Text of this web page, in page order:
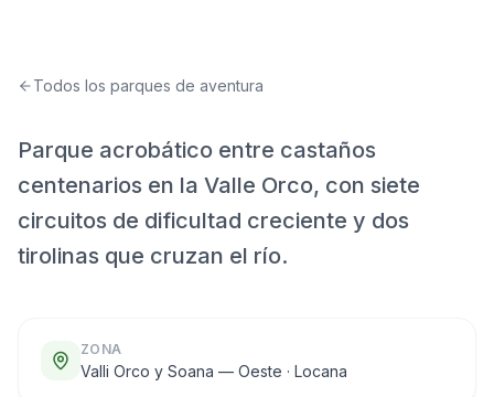
Todos los parques de aventura
Parque acrobático entre castaños
centenarios en la Valle Orco, con siete
circuitos de dificultad creciente y dos
tirolinas que cruzan el río.
ZONA
Valli Orco y Soana — Oeste · Locana